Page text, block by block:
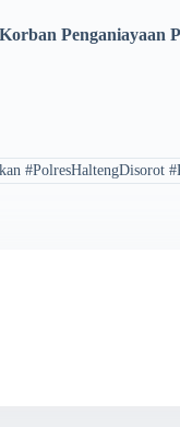
Penganiayaan
#PolresHaltengDisorot